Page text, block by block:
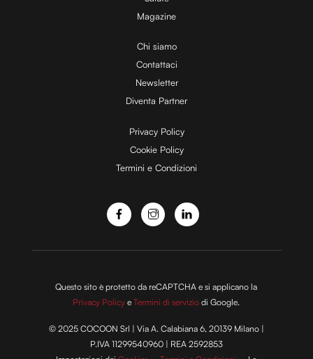
i
d
e
o
Magazine
Chi siamo
Contattaci
Newsletter
Diventa Partner
Privacy Policy
Cookie Policy
Termini e Condizioni
Questo sito è protetto da reCAPTCHA e si applicano la
Privacy Policy eTermini di servizio di Google.
© 2025 COCOON Srl | Via A. Calabiana 6, 20139 Milano |
P.IVA 11299540960 | REA 2592853